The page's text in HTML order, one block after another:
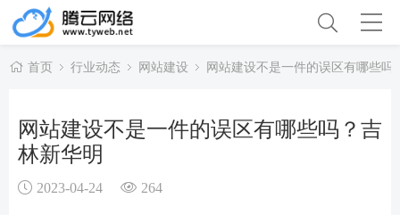
首页 行业动态 网站建设 网站建设不是一件的误区有哪些吗
网站建设不是一件的误区有哪些吗？吉
林新华明
2023-04-24 264